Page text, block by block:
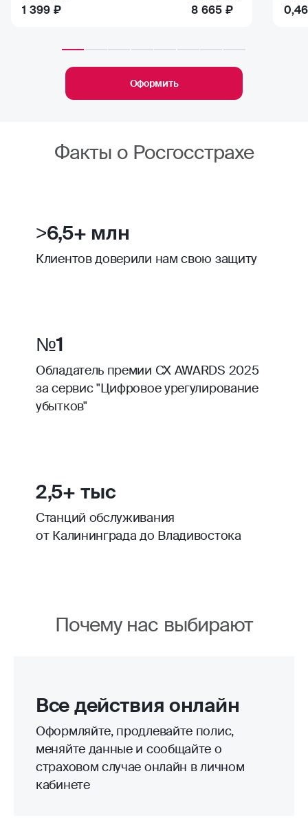
1 399 ₽ 8 665 ₽ 0,46
Оформить
Факты о Росгосстрахе
>6,5+ млн
Клиентов доверили нам свою защиту
№1
Обладатель премии CX AWARDS 2025
за сервис "Цифровое урегулирование
убытков"
2,5+ тыс
Станций обслуживания
от Калининграда до Владивостока
Почему нас выбирают
Все действия онлайн
Оформляйте, продлевайте полис,
меняйте данные и сообщайте о
страховом случае онлайн в личном
кабинете